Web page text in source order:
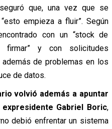
que, una vez que se
empieza a fluir”. Según
con un “stock de
firmar” y con solicitudes
de problemas en los
de datos.
volvió además a apuntar
Gabriel Boric,
debió enfrentar un sistema